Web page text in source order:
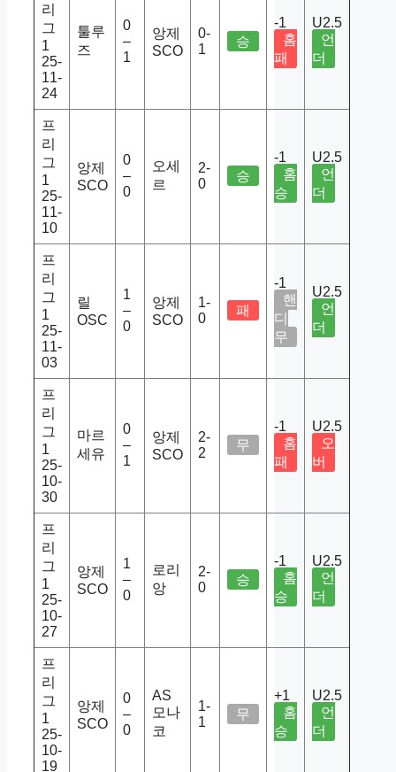
리
그
1
25-
11-
24
툴루
즈
0
–
1
앙제
SCO
0-
1
승
-1
홈
패
U2.5
언
더
프
리
그
1
25-
11-
10
앙제
SCO
0
–
0
오세
르
2-
0
승
-1
홈
승
U2.5
언
더
프
리
그
1
25-
11-
03
릴
OSC
1
–
0
앙제
SCO
1-
0
패
-1
핸
디
무
U2.5
언
더
프
리
그
1
25-
10-
30
마르
세유
0
–
1
앙제
SCO
2-
2
무
-1
홈
패
U2.5
오
버
프
리
그
1
25-
10-
27
앙제
SCO
1
–
0
로리
앙
2-
0
승
-1
홈
승
U2.5
언
더
프
리
그
1
25-
10-
19
앙제
SCO
0
–
0
AS
모나
코
1-
1
무
+1
홈
승
U2.5
언
더